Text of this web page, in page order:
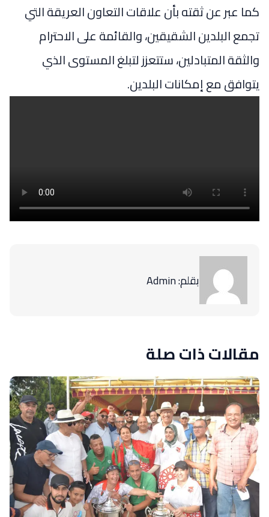
كما عبر عن ثقته بأن علاقات التعاون العريقة التي
تجمع البلدين الشقيقين، والقائمة على الاحترام
والثقة المتبادلين، ستتعزز لتبلغ المستوى الذي
يتوافق مع إمكانات البلدين.
بقلم: Admin
مقالات ذات صلة